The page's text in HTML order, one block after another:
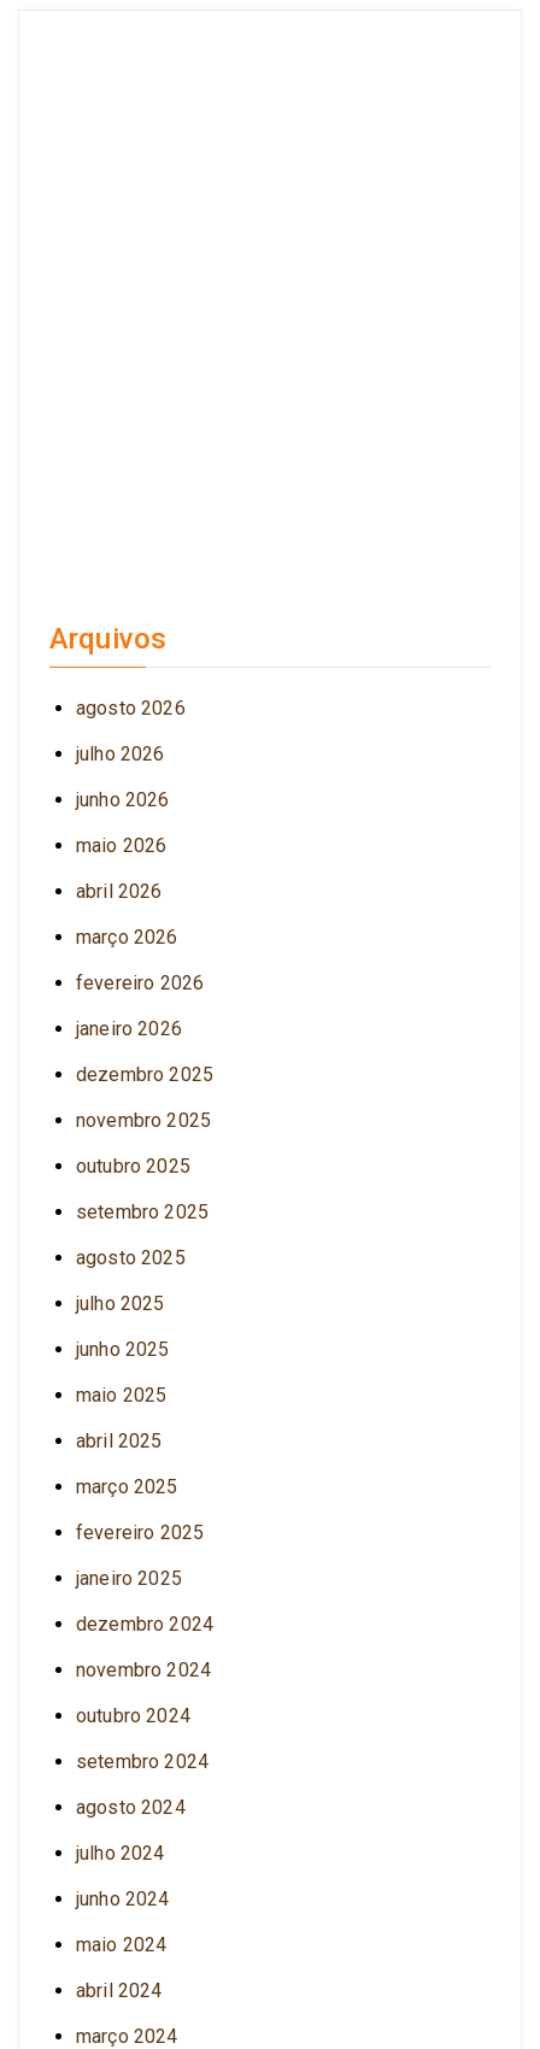
Arquivos
agosto 2026
julho 2026
junho 2026
maio 2026
abril 2026
março 2026
fevereiro 2026
janeiro 2026
dezembro 2025
novembro 2025
outubro 2025
setembro 2025
agosto 2025
julho 2025
junho 2025
maio 2025
abril 2025
março 2025
fevereiro 2025
janeiro 2025
dezembro 2024
novembro 2024
outubro 2024
setembro 2024
agosto 2024
julho 2024
junho 2024
maio 2024
abril 2024
março 2024